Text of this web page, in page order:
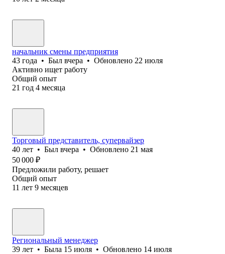
начальник смены предприятия
43 года • Был вчера • Обновлено 22 июля
Активно ищет работу
Общий опыт
21 год 4 месяца
Торговый представитель, супервайзер
40 лет • Был вчера • Обновлено 21 мая
50 000 ₽
Предложили работу, решает
Общий опыт
11 лет 9 месяцев
Региональный менеджер
39 лет • Была 15 июля • Обновлено 14 июля